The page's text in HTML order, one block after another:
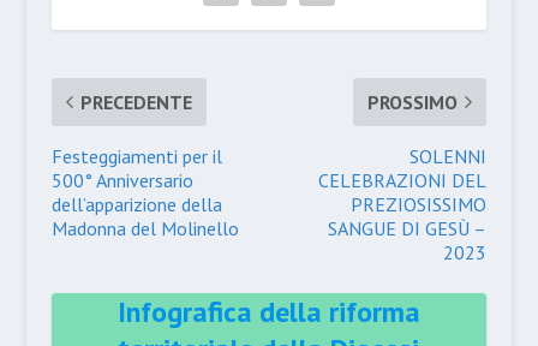
PRECEDENTE
Festeggiamenti per il
500° Anniversario
dell’apparizione della
Madonna del Molinello
PROSSIMO
SOLENNI
CELEBRAZIONI DEL
PREZIOSISSIMO
SANGUE DI GESÙ –
2023
Infografica della riforma